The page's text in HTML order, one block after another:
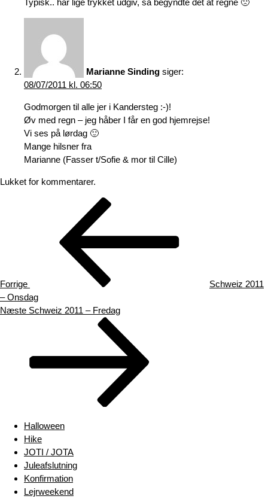
Typisk.. har lige trykket udgiv, så begyndte det at regne 🙁
Marianne Sinding siger:
08/07/2011 kl. 06:50
Godmorgen til alle jer i Kandersteg :-)!
Øv med regn – jeg håber I får en god hjemrejse!
Vi ses på lørdag 🙂
Mange hilsner fra
Marianne (Fasser t/Sofie & mor til Cille)
Lukket for kommentarer.
Indlægsnavigation
Forrige
Schweiz 2011
– Onsdag
Næste
Næste Schweiz 2011 – Fredag
Halloween
Hike
JOTI / JOTA
Juleafslutning
Konfirmation
Lejrweekend